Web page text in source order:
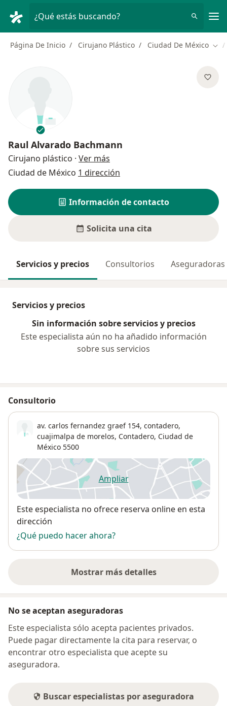
¿Qué estás buscando?
Página De Inicio Cirujano Plástico Ciudad De México
Raul Alvarado Bachmann
Cirujano plástico · Ver más
Ciudad de México 1 dirección
Información de contacto
Solicita una cita
Servicios y precios Consultorios Aseguradoras
Servicios y precios
Sin información sobre servicios y precios
Este especialista aún no ha añadido información
sobre sus servicios
Consultorio
av. carlos fernandez graef 154, contadero,
cuajimalpa de morelos, Contadero, Ciudad de
México 5500
Ampliarse abre en una nueva
Disponibilidad
Este especialista no ofrece reserva online en esta
dirección
¿Qué puedo hacer ahora?
Mostrar más detalles
sobre la dirección
No se aceptan aseguradoras
Este especialista sólo acepta pacientes privados.
Puede pagar directamente la cita para reservar, o
encontrar otro especialista que acepte su
aseguradora.
Buscar especialistas por aseguradora